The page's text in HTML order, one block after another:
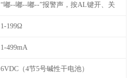
“嘟--嘟--嘟--”报警声，按AL键开、关
1-199Ω
1-499mA
6VDC（4节5号碱性干电池）